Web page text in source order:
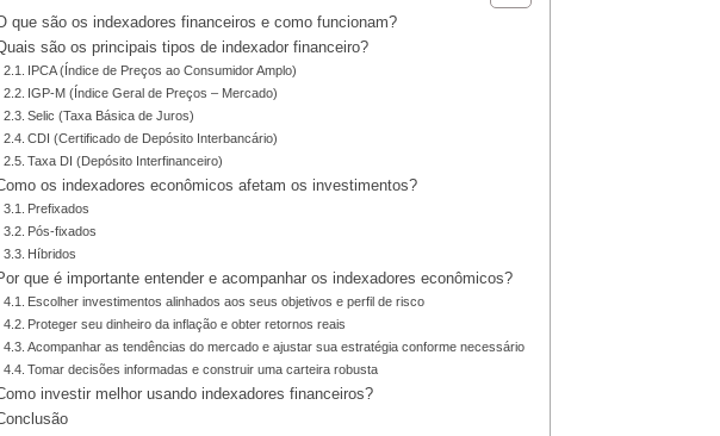
que são os indexadores financeiros e como funcionam?
são os principais tipos de indexador financeiro?
IPCA (Índice de Preços ao Consumidor Amplo)
IGP-M (Índice Geral de Preços – Mercado)
Selic (Taxa Básica de Juros)
CDI (Certificado de Depósito Interbancário)
Taxa DI (Depósito Interfinanceiro)
os indexadores econômicos afetam os investimentos?
Prefixados
Pós-fixados
Híbridos
que é importante entender e acompanhar os indexadores econômicos?
Escolher investimentos alinhados aos seus objetivos e perfil de risco
Proteger seu dinheiro da inflação e obter retornos reais
Acompanhar as tendências do mercado e ajustar sua estratégia conforme necessário
Tomar decisões informadas e construir uma carteira robusta
investir melhor usando indexadores financeiros?